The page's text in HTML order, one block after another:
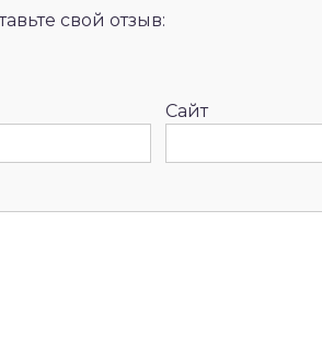
свой отзыв:
Сайт